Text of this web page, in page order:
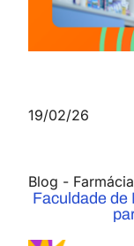
19/02/26
Blog - Farmácia
Faculdade de